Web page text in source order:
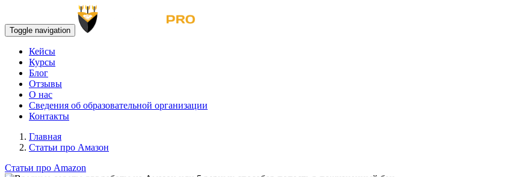
Toggle navigation
Кейсы
Курсы
Блог
Отзывы
О нас
Сведения об образовательной организации
Контакты
Главная
Статьи про Амазон
Статьи про Amazon